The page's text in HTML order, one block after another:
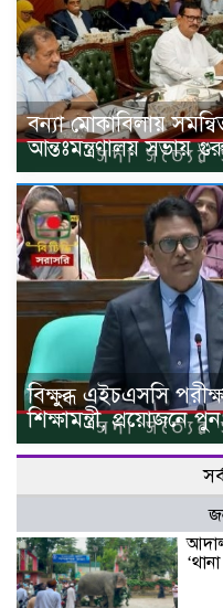
বন্যা মোকাবিলায়
আন্তঃমন্ত্রণালয় সভায়
বিক্ষুব্ধ এইচএসসি
শিক্ষামন্ত্রী, প্রয়োজনে